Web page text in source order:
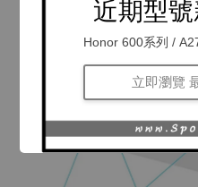
近期型
Honor 600系列 /
立即瀏覽